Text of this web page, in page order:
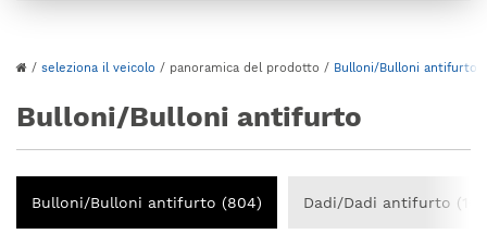
/ seleziona il veicolo / panoramica del prodotto / Bulloni/Bulloni antifurto
Bulloni/Bulloni antifurto
Bulloni/Bulloni antifurto (804) Dadi/Dadi antifurto